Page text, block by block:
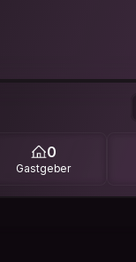
0
Gastgeber